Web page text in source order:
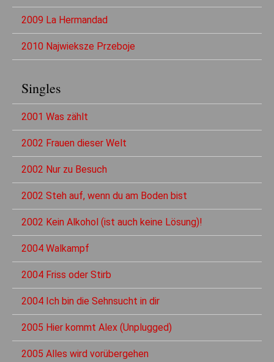
2009 La Hermandad
2010 Najwieksze Przeboje
Singles
2001 Was zählt
2002 Frauen dieser Welt
2002 Nur zu Besuch
2002 Steh auf, wenn du am Boden bist
2002 Kein Alkohol (ist auch keine Lösung)!
2004 Walkampf
2004 Friss oder Stirb
2004 Ich bin die Sehnsucht in dir
2005 Hier kommt Alex (Unplugged)
2005 Alles wird vorübergehen